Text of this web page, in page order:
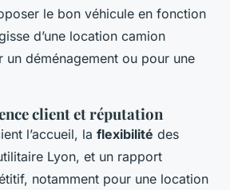
le bon véhicule en fonction
d’une location camion
un déménagement ou pour une
client et réputation
l’accueil, la flexibilité des
Lyon, et un rapport
notamment pour une location